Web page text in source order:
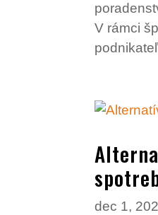
V rámci
dec 1,